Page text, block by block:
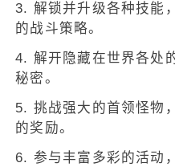
3. 解锁并升级各种技能
的战斗策略。
4. 解开隐藏在世界各处
秘密。
5. 挑战强大的首领怪物
的奖励。
6. 参与丰富多彩的活动